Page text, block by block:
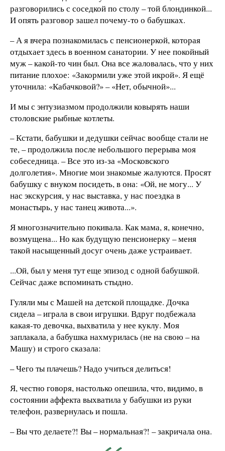
разговорились с соседкой по столу – той блондинкой...
И опять разговор зашел почему-то о бабушках.
– А я вчера познакомилась с пенсионеркой, которая
отдыхает здесь в военном санатории. У нее покойный
муж – какой-то чин был. Она все жаловалась, что у них
питание плохое: «Закормили уже этой икрой». Я ещё
уточнила: «Кабачковой?» – «Нет, обычной»...
И мы с энтузиазмом продолжили ковырять наши
столовские рыбные котлеты.
– Кстати, бабушки и дедушки сейчас вообще стали не
те, – продолжила после небольшого перерыва моя
собеседница. – Все это из-за «Московского
долголетия». Многие мои знакомые жалуются. Просят
бабушку с внуком посидеть, в она: «Ой, не могу... У
нас экскурсия, у нас выставка, у нас поездка в
монастырь, у нас танец живота...».
Я многозначительно покивала. Как мама, я, конечно,
возмущена... Но как будущую пенсионерку – меня
такой насыщенный досуг очень даже устраивает.
...Ой, был у меня тут еще эпизод с одной бабушкой.
Сейчас даже вспоминать стыдно.
Гуляли мы с Машей на детской площадке. Дочка
сидела – играла в свои игрушки. Вдруг подбежала
какая-то девочка, выхватила у нее куклу. Моя
заплакала, а бабушка нахмурилась (не на свою – на
Машу) и строго сказала:
– Чего ты плачешь? Надо учиться делиться!
Я, честно говоря, настолько опешила, что, видимо, в
состоянии аффекта выхватила у бабушки из руки
телефон, развернулась и пошла.
– Вы что делаете?! Вы – нормальная?! – закричала она.